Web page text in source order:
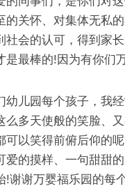
的关怀、对集体无私
社会的认可，得到家
是最棒的!因为有你们
幼儿园每个孩子，我
么多天使般的笑脸、
可以笑得前俯后仰的
爱的摸样、一句甜甜
!谢谢万婴福乐园的每